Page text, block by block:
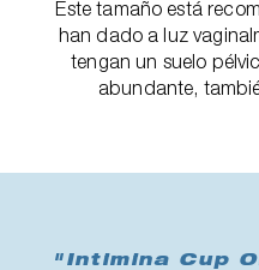
Este tamaño está
han dado a luz
tengan un suelo
abundante,
"Intimina Cup